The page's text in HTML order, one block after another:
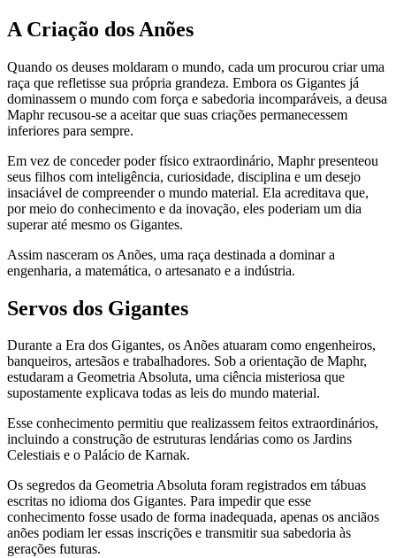
A Criação dos Anões
Quando os deuses moldaram o mundo, cada um procurou criar uma
raça que refletisse sua própria grandeza. Embora os Gigantes já
dominassem o mundo com força e sabedoria incomparáveis, a deusa
Maphr recusou-se a aceitar que suas criações permanecessem
inferiores para sempre.
Em vez de conceder poder físico extraordinário, Maphr presenteou
seus filhos com inteligência, curiosidade, disciplina e um desejo
insaciável de compreender o mundo material. Ela acreditava que,
por meio do conhecimento e da inovação, eles poderiam um dia
superar até mesmo os Gigantes.
Assim nasceram os Anões, uma raça destinada a dominar a
engenharia, a matemática, o artesanato e a indústria.
Servos dos Gigantes
Durante a Era dos Gigantes, os Anões atuaram como engenheiros,
banqueiros, artesãos e trabalhadores. Sob a orientação de Maphr,
estudaram a Geometria Absoluta, uma ciência misteriosa que
supostamente explicava todas as leis do mundo material.
Esse conhecimento permitiu que realizassem feitos extraordinários,
incluindo a construção de estruturas lendárias como os Jardins
Celestiais e o Palácio de Karnak.
Os segredos da Geometria Absoluta foram registrados em tábuas
escritas no idioma dos Gigantes. Para impedir que esse
conhecimento fosse usado de forma inadequada, apenas os anciãos
anões podiam ler essas inscrições e transmitir sua sabedoria às
gerações futuras.